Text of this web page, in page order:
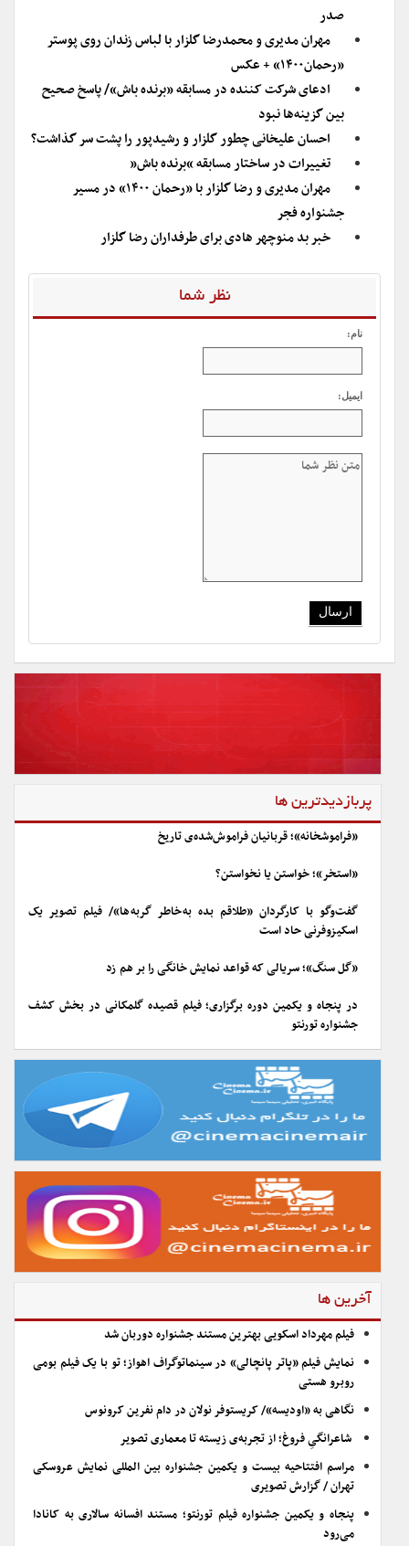
صدر
مهران مدیری و محمدرضا گلزار با لباس زندان روی پوستر
«رحمان۱۴۰۰» + عکس
ادعای شرکت کننده در مسابقه «برنده باش»/ پاسخ صحیح
بین گزینه‌ها نبود
احسان علیخانی چطور گلزار و رشیدپور را پشت سر گذاشت؟
تغییرات در ساختار مسابقه “برنده باش”
مهران مدیری و رضا گلزار با «رحمان ۱۴۰۰» در مسیر
جشنواره فجر
خبر بد منوچهر هادی برای طرفداران رضا گلزار
نظر شما
نام:
ایمیل:
پربازدیدترین ها
«فراموشخانه»؛ قربانیان فراموش‌شده‌ی تاریخ
«استخر»؛ خواستن یا نخواستن؟
گفت‌وگو با کارگردان «طلاقم بده به خاطر گربه ها»/ فیلم تصویر یک
اسکیزوفرنی حاد است
«گل سنگ»؛ سریالی که قواعد نمایش خانگی را بر هم زد
در پنجاه و یکمین دوره برگزاری؛ فیلم قصیده گلمکانی در بخش کشف
جشنواره تورنتو
آخرین ها
فیلم مهرداد اسکویی بهترین مستند جشنواره دوربان شد
نمایش فیلم «پاتر پانچالی» در سینماتوگراف اهواز؛ تو با یک فیلم بومی
روبرو هستی
نگاهی به «اودیسه»/ کریستوفر نولان در دام نفرین کرونوس
شاعرانگیِ فروغ؛ از تجربه‌ی زیسته تا معماری تصویر
مراسم افتتاحیه بیست و یکمین جشنواره بین المللی نمایش عروسکی
تهران / گزارش تصویری
پنجاه و یکمین جشنواره فیلم تورنتو؛ مستند افسانه سالاری به کانادا
می‌رود